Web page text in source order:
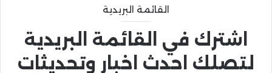
القائمة البريدية
اشترك في القائمة البريدية
لتصلك احدث اخبار وتحديثات